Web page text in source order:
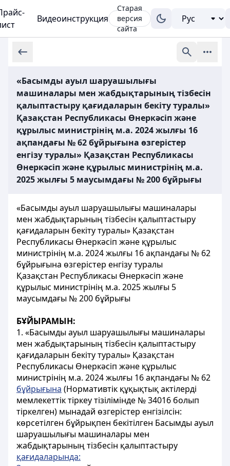
Видеоинструкция
Старая
версия
сайта
«Басымды ауыл шаруашылығы
машиналары мен жабдықтарының тізбесін
қалыптастыру қағидаларын бекіту туралы»
Қазақстан Республикасы Өнеркәсіп және
құрылыс министрінің м.а. 2024 жылғы 16
ақпандағы № 62 бұйрығына өзгерістер
енгізу туралы» Қазақстан Республикасы
Өнеркәсіп және құрылыс министрінің м.а.
2025 жылғы 5 маусымдағы № 200 бұйрығы
«Басымды ауыл шаруашылығы машиналары
мен жабдықтарының тізбесін қалыптастыру
қағидаларын бекіту туралы» Қазақстан
Республикасы Өнеркәсіп және құрылыс
министрінің м.а. 2024 жылғы 16 ақпандағы № 62
бұйрығына өзгерістер енгізу туралы
Қазақстан Республикасы Өнеркәсіп және
құрылыс министрінің м.а. 2025 жылғы 5
маусымдағы № 200 бұйрығы
БҰЙЫРАМЫН:
1. «Басымды ауыл шаруашылығы машиналары
мен жабдықтарының тізбесін қалыптастыру
қағидаларын бекіту туралы» Қазақстан
Республикасы Өнеркәсіп және құрылыс
министрінің м.а. 2024 жылғы 16 ақпандағы № 62
бұйрығына (Нормативтік құқықтық актілерді
мемлекеттік тіркеу тізілімінде № 34016 болып
тіркелген) мынадай өзгерістер енгізілсін:
көрсетілген бұйрықпен бекітілген Басымды ауыл
шаруашылығы машиналары мен
жабдықтарының тізбесін қалыптастыру
қағидаларында: